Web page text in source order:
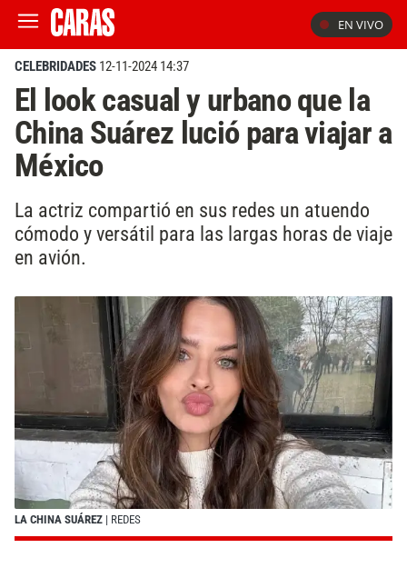
EN VIVO
CELEBRIDADES 12-11-2024 14:37
El look casual y urbano que la
China Suárez lució para viajar a
México
La actriz compartió en sus redes un atuendo
cómodo y versátil para las largas horas de viaje
en avión.
LA CHINA SUÁREZ | REDES